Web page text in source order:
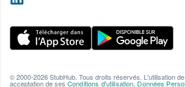
© 2000-2026 StubHub. Tous droits réservés. L'utilisation
acceptation de ses Conditions d'utilisation, Données